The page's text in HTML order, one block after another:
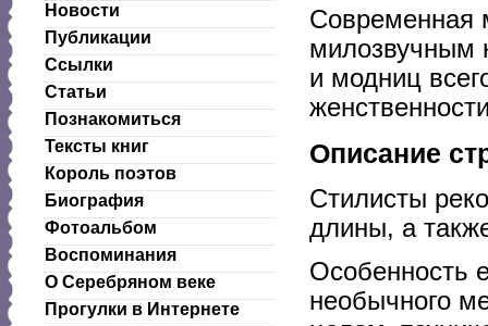
Новости
Публикации
Ссылки
Статьи
Познакомиться
Тексты книг
Король поэтов
Биография
Фотоальбом
Воспоминания
О Серебряном веке
Прогулки в Интернете
Современная
милозвучным
и модниц
Описание
Стилисты
длины, а
Особенность
необычного